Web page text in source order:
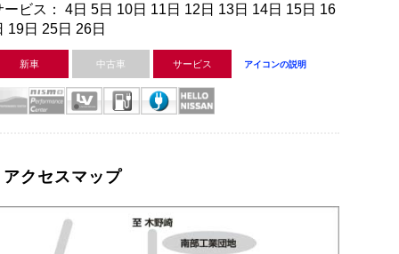
ービス： 4日 5日 10日 11日 12日 13日 14日 15日 16
19日 25日 26日
新車 中古車 サービス アイコンの説明
アクセスマップ